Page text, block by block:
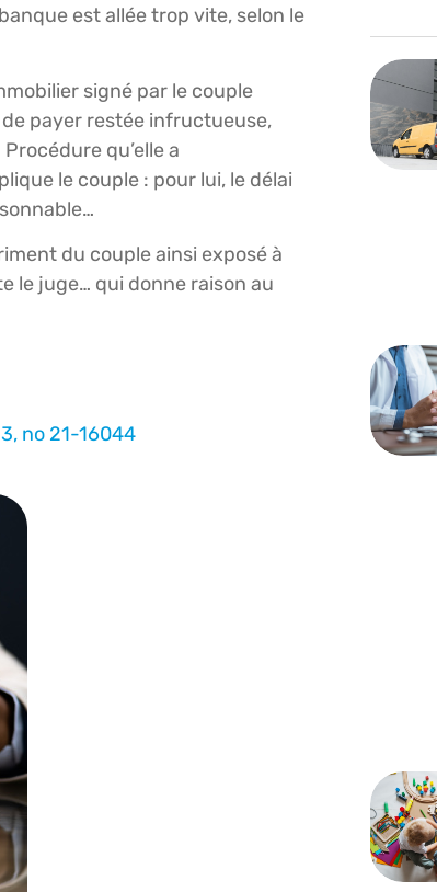
est allée trop vite, selon le
signé par le couple
payer restée infructueuse,
qu’elle a
le couple : pour lui, le délai
du couple ainsi exposé à
le juge… qui donne raison au
no 21-16044